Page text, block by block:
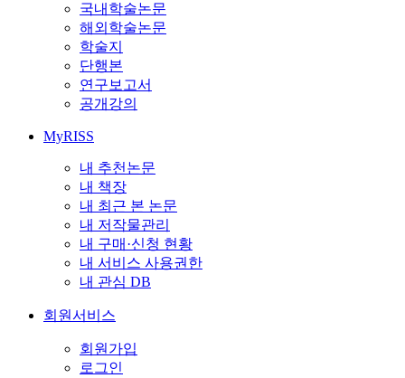
국내학술논문
해외학술논문
학술지
단행본
연구보고서
공개강의
MyRISS
내 추천논문
내 책장
내 최근 본 논문
내 저작물관리
내 구매·신청 현황
내 서비스 사용권한
내 관심 DB
회원서비스
회원가입
로그인